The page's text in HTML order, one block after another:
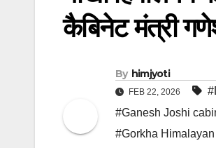
कैबिनेट मंत्री
By himjyoti
FEB 22, 2026
#Ganesh Joshi
#Gorkha